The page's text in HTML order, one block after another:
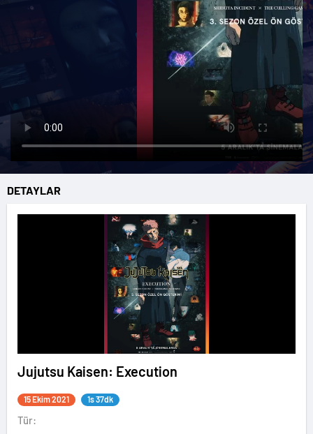
DETAYLAR
Jujutsu Kaisen: Execution
15 Ekim 2021 1s 37dk
Tür: